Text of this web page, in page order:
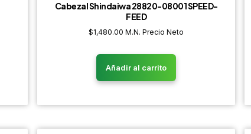
Cabezal Shindaiwa 28820-08001 SPEED-
FEED
$1,480.00 M.N. Precio Neto
Añadir al carrito